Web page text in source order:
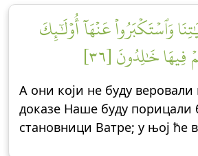
وَٱسۡتَكۡبَرُواْ عَنۡهَآ أُوْلَٰٓئِكَ
خَٰلِدُونَ [٣٦]
А они који не буду
доказе Наше буду порицали
становници Ватре; у њој ће